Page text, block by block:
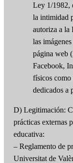
Ley 1/1982,
la intimidad
autoriza a la
las
página web
Facebook,
físicos como
dedicados a
D) Legitimación:
prácticas externas
educativa:
– Reglamento de
Universitat de